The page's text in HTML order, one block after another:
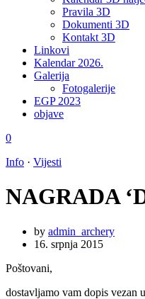
Pravila 3D
Dokumenti 3D
Kontakt 3D
Linkovi
Kalendar 2026.
Galerija
Fotogalerije
EGP 2023
objave
0
Info · Vijesti
NAGRADA
by admin_archery
16. srpnja 2015
Poštovani,
dostavljamo vam dopis vezan